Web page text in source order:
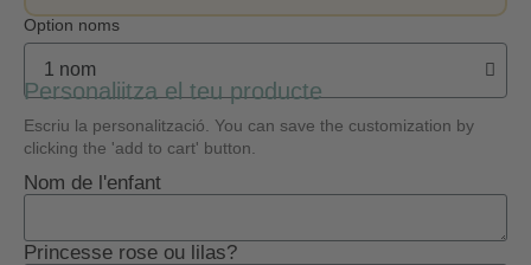
Option noms
Personaliitza el teu producte
Escriu la personalització. You can save the customization by
clicking the 'add to cart' button.
Nom de l'enfant
Princesse rose ou lilas?